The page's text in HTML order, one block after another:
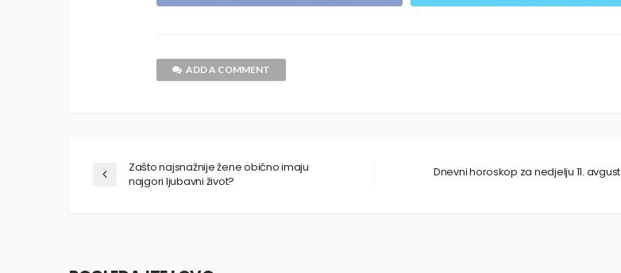
ADD A COMMENT
Zašto najsnažnije žene obično imaju
najgori ljubavni život?
Dnevni horoskop za nedjelju 11. avgust